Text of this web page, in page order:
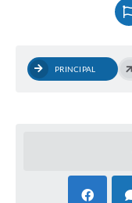
RelatóriosPRINCIPAL